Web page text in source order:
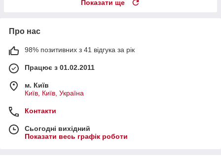
Показати ще
Про нас
98% позитивних з 41 відгука за рік
Працює з 01.02.2011
м. Київ
Київ, Київ, Україна
Контакти
Сьогодні вихідний
Показати весь графік роботи